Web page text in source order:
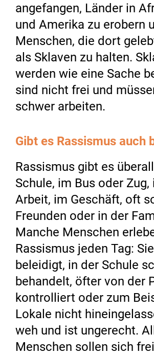
angefangen, Länder in
und Amerika zu erobern
Menschen, die dort
als Sklaven zu halten.
werden wie eine Sache
sind nicht frei und
schwer arbeiten.
Gibt es Rassismus auch
Rassismus gibt es
Schule, im Bus oder Zug,
Arbeit, im Geschäft, oft
Freunden oder in der
Manche Menschen
Rassismus jeden Tag:
beleidigt, in der Schule
behandelt, öfter von der
kontrolliert oder zum
Lokale nicht
weh und ist ungerecht.
Menschen sollen sich